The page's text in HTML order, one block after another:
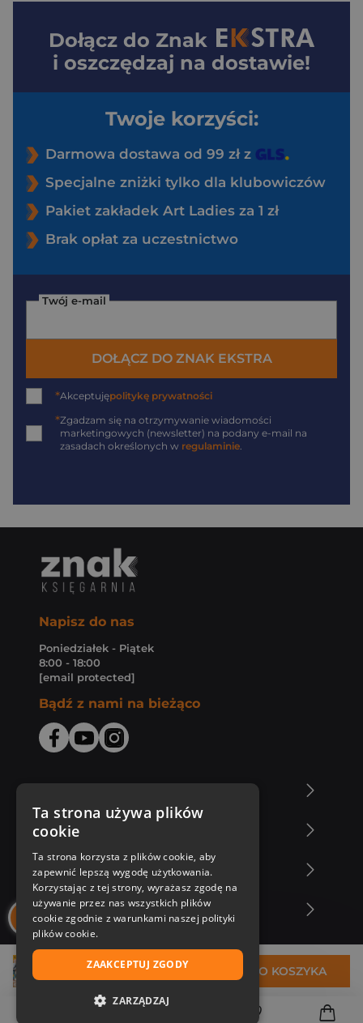
29,29 zł DO KOSZYKA
Dołącz do Znak
i oszczędzaj na dostawie!
Twoje korzyści:
Darmowa dostawa od 99 zł z
Specjalne zniżki tylko dla klubowiczów
Pakiet zakładek Art Ladies za 1 zł
Brak opłat za uczestnictwo
Twój e-mail
DOŁĄCZ DO ZNAK EKSTRA
*Akceptujępolitykę prywatności
*Zgadzam się na otrzymywanie wiadomości
marketingowych (newsletter) na podany e-mail na
zasadach określonych w regulaminie
Napisz do nas
Poniedziałek - Piątek
8:00 - 18:00
[email protected]
Bądź z nami na bieżąco
Zakupy u nas
Nasza oferta
Nasi autorzy
Ta strona używa plików
cookie
Ta strona korzysta z plików cookie, aby
zapewnić lepszą wygodę użytkowania.
Korzystając z tej strony, wyrażasz zgodę na
używanie przez nas wszystkich plików
cookie zgodnie z warunkami naszej polityki
plików cookie.
ZAAKCEPTUJ ZGODY
ZARZĄDZAJ